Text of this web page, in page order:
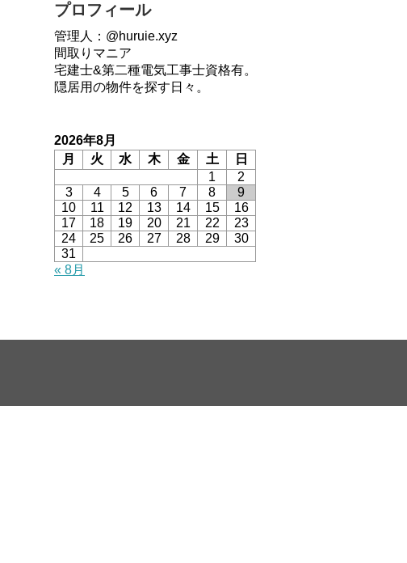
プロフィール
管理人：@huruie.xyz
間取りマニア
宅建士&第二種電気工事士資格有。
隠居用の物件を探す日々。
2026年8月
月
火 水 木 金 土
日
1
2
3
4 5 6 7 8
9
10
11 12 13 14 15
16
17
18 19 20 21 22
23
24
25 26 27 28 29
30
31
« 8月